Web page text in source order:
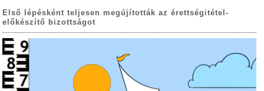
Első lépésként teljesen megújították az érettségitétel-
előkészítő bizottságot